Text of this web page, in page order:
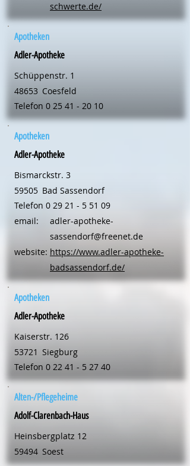
schwerte.de/
Apotheken
Adler-Apotheke
Schüppenstr. 1
48653 Coesfeld
Telefon 0 25 41 - 20 10
Apotheken
Adler-Apotheke
Bismarckstr. 3
59505 Bad Sassendorf
Telefon 0 29 21 - 5 51 09
email:
website:
adler-apotheke-
sassendorf@freenet.de
https://www.adler-apotheke-
badsassendorf.de/
Apotheken
Adler-Apotheke
Kaiserstr. 126
53721 Siegburg
Telefon 0 22 41 - 5 27 40
Alten-/Pflegeheime
Adolf-Clarenbach-Haus
Heinsbergplatz 12
59494 Soest